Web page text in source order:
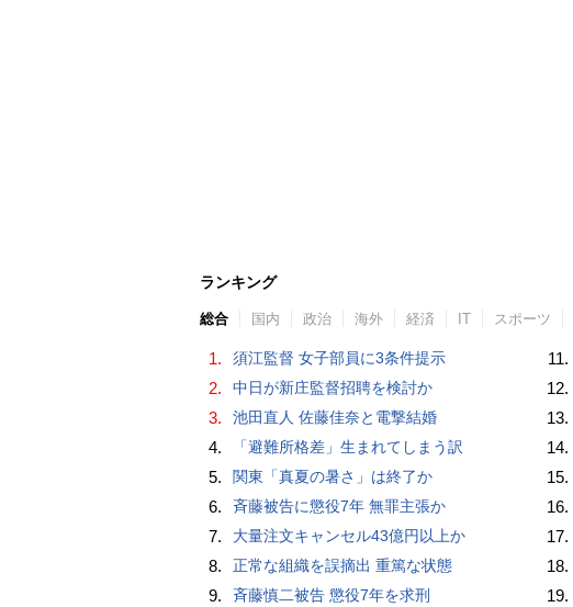
ランキング
総合 国内 政治 海外 経済 IT スポーツ
1. 須江監督 女子部員に3条件提示
2. 中日が新庄監督招聘を検討か
3. 池田直人 佐藤佳奈と電撃結婚
4. 「避難所格差」生まれてしまう訳
5. 関東「真夏の暑さ」は終了か
6. 斉藤被告に懲役7年 無罪主張か
7. 大量注文キャンセル43億円以上か
8. 正常な組織を誤摘出 重篤な状態
9. 斉藤慎二被告 懲役7年を求刑
11.
12.
13.
14.
15.
16.
17.
18.
19.